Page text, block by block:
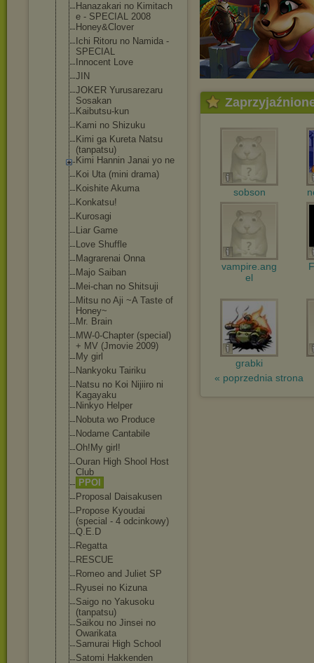
Hanazakari no Kimitach
e - SPECIAL 2008
Honey&Clover
Ichi Ritoru no Namida -
SPECIAL
Innocent Love
JIN
JOKER Yurusarezaru
Sosakan
Kaibutsu-kun
Kami no Shizuku
Kimi ga Kureta Natsu
(tanpatsu)
Kimi Hannin Janai yo ne
Koi Uta (mini drama)
Koishite Akuma
Konkatsu!
Kurosagi
Liar Game
Love Shuffle
Magrarenai Onna
Majo Saiban
Mei-chan no Shitsuji
Mitsu no Aji ~A Taste of
Honey~
Mr. Brain
MW-0-Chapter (special)
+ MV (Jmovie 2009)
My girl
Nankyoku Tairiku
Natsu no Koi Nijiiro ni
Kagayaku
Ninkyo Helper
Nobuta wo Produce
Nodame Cantabile
Oh!My girl!
Ouran High Shool Host
Club
PPOI
Proposal Daisakusen
Propose Kyoudai
(special - 4 odcinkowy)
Q.E.D
Regatta
RESCUE
Romeo and Juliet SP
Ryusei no Kizuna
Saigo no Yakusoku
(tanpatsu)
Saikou no Jinsei no
Owarikata
Samurai High School
Satomi Hakkenden
sobson
vampire.ang
el
grabki
« poprzednia strona